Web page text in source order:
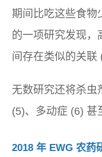
期间比吃这些食物
的一项研究发现，
间存在类似的关联
无数研究还将杀虫
(5)、多动症 (6) 甚
2018 年 EWG 农药